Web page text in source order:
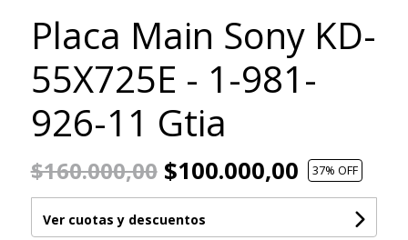
Placa Main Sony KD-
55X725E - 1-981-
926-11 Gtia
$160.000,00$100.000,00 37% OFF
Ver cuotas y descuentos